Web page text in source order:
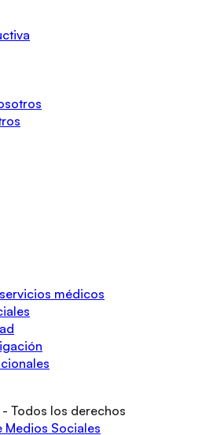
médicos
- Todos los derechos
Medios Sociales